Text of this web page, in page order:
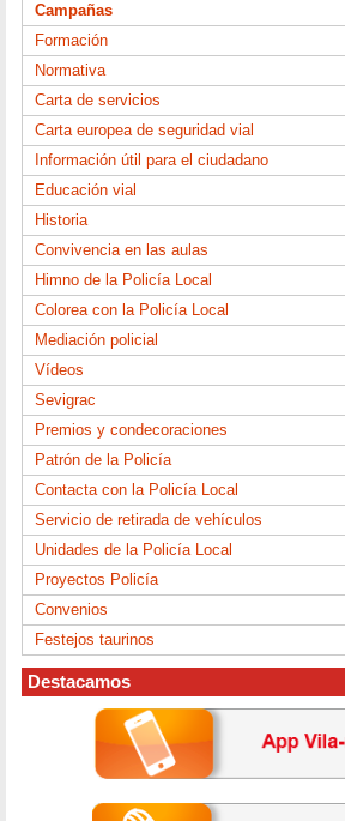
Campañas
Formación
Normativa
Carta de servicios
Carta europea de seguridad vial
Información útil para el ciudadano
Educación vial
Historia
Convivencia en las aulas
Himno de la Policía Local
Colorea con la Policía Local
Mediación policial
Vídeos
Sevigrac
Premios y condecoraciones
Patrón de la Policía
Contacta con la Policía Local
Servicio de retirada de vehículos
Unidades de la Policía Local
Proyectos Policía
Convenios
Festejos taurinos
Destacamos